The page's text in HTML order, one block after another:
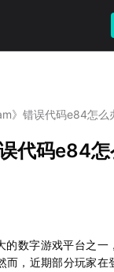
》错误代码e84怎么
代码e84
的数字游戏平台之一
而，近期部分玩家在